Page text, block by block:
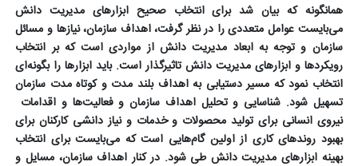
همانگونه که بیان شد برای انتخاب صحیح ابزارهای مدیریت دانش
می‌بایست عوامل متعددی را در نظر گرفت، اهداف سازمان، نیازها و مسائل
سازمان و توجه به ابعاد مدیریت دانش از مواردی است که بر انتخاب
رویکردها و ابزارهای مدیریت دانش تاثیرگذار است. باید ابزارها را بگونه‌ای
انتخاب نمود که مسیر دستیابی به اهداف بلند مدت و کوتاه مدت سازمان
تسهیل شود. شناسایی و تحلیل اهداف سازمان و فعالیت‌ها و اقدامات
نیروی انسانی برای تولید محصولات و خدمات و نیاز دانشی کارکنان برای
بهبود روندهای کاری از اولین گام‌هایی است که می‌بایست برای انتخاب
بهینه ابزارهای مدیریت دانش طی شود. در کنار اهداف سازمان، مسایل و